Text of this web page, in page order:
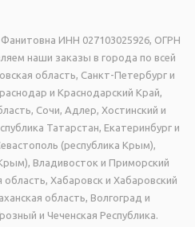
ИНН 027103025926, ОГРН
наши заказы в города по всей
область, Санкт-Петербург и
и Краснодарский Край,
Сочи, Адлер, Хостинский и
Татарстан, Екатеринбург и
(республика Крым),
Владивосток и Приморский
Хабаровск и Хабаровский
область, Волгоград и
и Чеченская Республика.